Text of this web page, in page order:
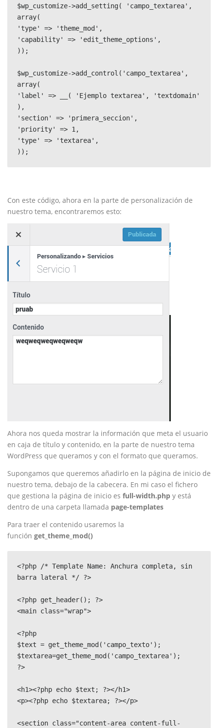
$wp_customize->add_setting( 'campo_textarea',
array(
'type' => 'theme_mod',
'capability' => 'edit_theme_options',
));
$wp_customize->add_control('campo_textarea',
array(
'label' => __( 'Ejemplo textarea', 'textdomain'
),
'section' => 'primera_seccion',
'priority' => 1,
'type' => 'textarea',
));
Con este código, ahora en la parte de personalización de
nuestro tema, encontraremos esto:
Ahora nos queda mostrar la información que meta el usuario
en caja de título y contenido, en la parte de nuestro tema
WordPress que queramos y con el formato que queramos.
Supongamos que queremos añadirlo en la página de inicio de
nuestro tema, debajo de la cabecera. En mi caso el fichero
que gestiona la página de inicio es full-width.php y está
dentro de una carpeta llamada page-templates
Para traer el contenido usaremos la
función get_theme_mod()
<?php /* Template Name: Anchura completa, sin
barra lateral */ ?>
<?php get_header(); ?>
<main class="wrap">
<?php
$text = get_theme_mod('campo_texto');
$textarea=get_theme_mod('campo_textarea');
?>
<h1><?php echo $text; ?></h1>
<p><?php echo $textarea; ?></p>
<section class="content-area content-full-